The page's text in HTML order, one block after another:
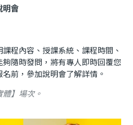
明會
程內容、授課系統、課程時間、
隨時發問，將有專人即時回覆您
前，參加說明會了解詳情。
】場次。